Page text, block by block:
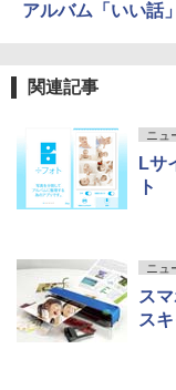
アルバム「いい話
関連記事
ニュ
Lサ
ト
ニュ
ス
ス